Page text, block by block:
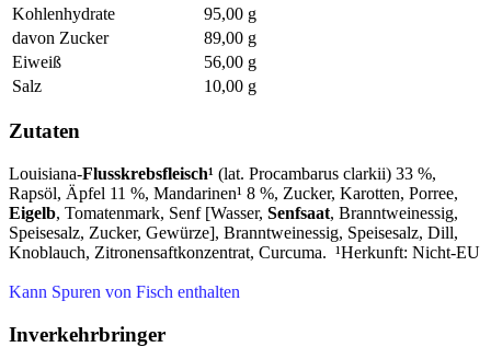
Kohlenhydrate
95,00 g
davon Zucker
89,00 g
Eiweiß
56,00 g
Salz
10,00 g
Zutaten
Louisiana-Flusskrebsfleisch¹ (lat. Procambarus clarkii) 33 %,
Rapsöl, Äpfel 11 %, Mandarinen¹ 8 %, Zucker, Karotten, Porree,
Eigelb, Tomatenmark, Senf [Wasser, Senfsaat, Branntweinessig,
Speisesalz, Zucker, Gewürze], Branntweinessig, Speisesalz, Dill,
Knoblauch, Zitronensaftkonzentrat, Curcuma. ¹Herkunft: Nicht-EU
Kann Spuren von Fisch enthalten
Inverkehrbringer